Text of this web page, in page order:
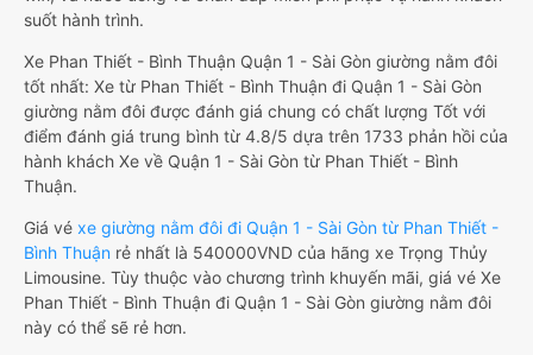
suốt hành trình.
Xe Phan Thiết - Bình Thuận Quận 1 - Sài Gòn giường nằm đôi
tốt nhất: Xe từ Phan Thiết - Bình Thuận đi Quận 1 - Sài Gòn
giường nằm đôi được đánh giá chung có chất lượng Tốt với
điểm đánh giá trung bình từ 4.8/5 dựa trên 1733 phản hồi của
hành khách Xe về Quận 1 - Sài Gòn từ Phan Thiết - Bình
Thuận.
Giá vé xe giường nằm đôi đi Quận 1 - Sài Gòn từ Phan Thiết -
Bình Thuận rẻ nhất là 540000VND của hãng xe Trọng Thủy
Limousine. Tùy thuộc vào chương trình khuyến mãi, giá vé Xe
Phan Thiết - Bình Thuận đi Quận 1 - Sài Gòn giường nằm đôi
này có thể sẽ rẻ hơn.